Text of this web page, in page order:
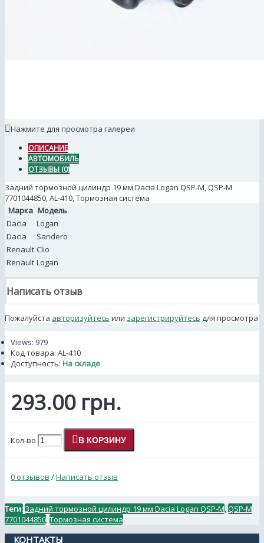
Нажмите для просмотра галереи
ОПИСАНИЕ
АВТОМОБИЛЬ
ОТЗЫВЫ (0)
Задний тормозной цилиндр 19 мм Dacia Logan QSP-M, QSP-M
7701044850, AL-410, Тормозная система
Марка Модель
Dacia
Logan
Dacia
Sandero
Renault Clio
Renault Logan
Написать отзыв
Пожалуйста авторизуйтесь или зарегистрируйтесь для просмотра
Views: 979
Код товара: AL-410
Доступность: На складе
293.00 грн.
Кол-во В КОРЗИНУ
0 отзывов /Написать отзыв
Теги: Задний тормозной цилиндр 19 мм Dacia Logan QSP-M QSP-M
7701044850 Тормозная система
КОНТАКТЫ